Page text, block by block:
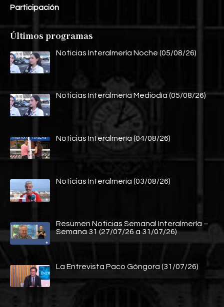
Participación
Últimos programas
Noticias Interalmería Noche (05/08/26)
Noticias Interalmería Mediodía (05/08/26)
Noticias Interalmería (04/08/26)
Noticias Interalmería (03/08/26)
Resumen Noticias Semanal Interalmería –
Semana 31 (27/07/26 a 31/07/26)
La Entrevista Paco Góngora (31/07/26)